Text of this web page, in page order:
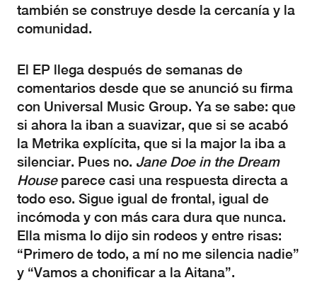
también se construye desde la cercanía y la
comunidad.
El EP llega después de semanas de
comentarios desde que se anunció su firma
con Universal Music Group. Ya se sabe: que
si ahora la iban a suavizar, que si se acabó
la Metrika explícita, que si la major la iba a
silenciar. Pues no. Jane Doe in the Dream
House parece casi una respuesta directa a
todo eso. Sigue igual de frontal, igual de
incómoda y con más cara dura que nunca.
Ella misma lo dijo sin rodeos y entre risas:
“Primero de todo, a mí no me silencia nadie”
y “Vamos a chonificar a la Aitana”.